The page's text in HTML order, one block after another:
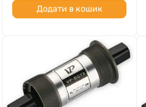
Додати в кошик